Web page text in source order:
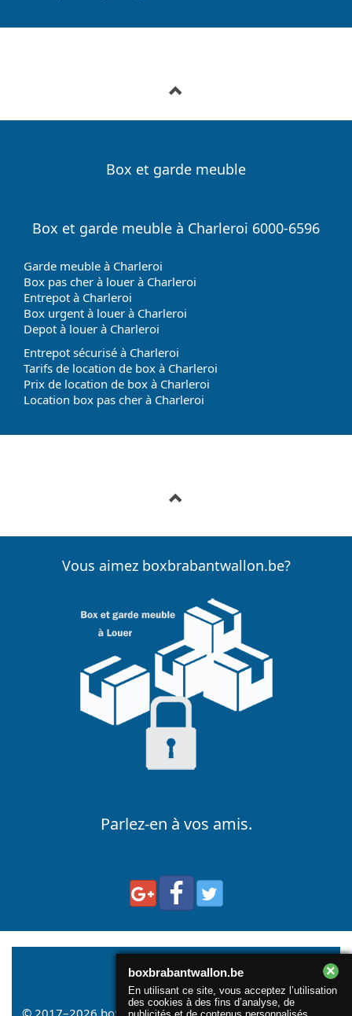
Box et garde meuble
Box et garde meuble à Charleroi 6000-6596
Garde meuble à Charleroi
Box pas cher à louer à Charleroi
Entrepot à Charleroi
Box urgent à louer à Charleroi
Depot à louer à Charleroi
Entrepot sécurisé à Charleroi
Tarifs de location de box à Charleroi
Prix de location de box à Charleroi
Location box pas cher à Charleroi
Vous aimez boxbrabantwallon.be?
Parlez-en à vos amis.
© 2017–2026 boxbrabantwallon.be. All rights reserved |
boxbrabantwallon.be
En utilisant ce site, vous acceptez l’utilisation
des cookies à des fins d’analyse, de
×